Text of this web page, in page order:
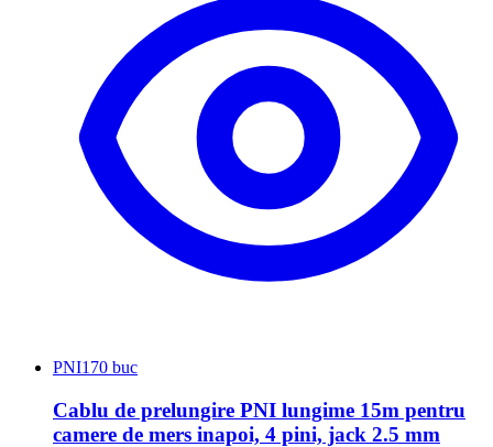
PNI170 buc
Cablu de prelungire PNI lungime 15m pentru
camere de mers inapoi, 4 pini, jack 2.5 mm